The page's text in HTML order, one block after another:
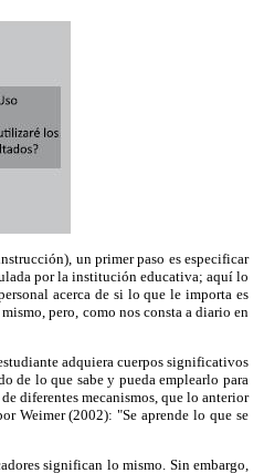
un primer paso es especificar
por la institución educativa; aquí lo
acerca de si lo que le importa es
pero, como nos consta a diario en
adquiera cuerpos significativos
de lo que sabe y pueda emplearlo para
diferentes mecanismos, que lo anterior
Weimer (2002): "Se aprende lo que se
significan lo mismo. Sin embargo,